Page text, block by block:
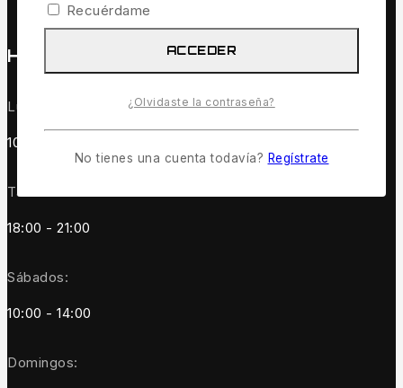
Política de devoluciones y reembolsos
HORARIOS
Lunes a Viernes
10:00 - 14:00
Tardes:
18:00 - 21:00
Sábados:
10:00 - 14:00
Domingos:
Recuérdame
ACCEDER
¿Olvidaste la contraseña?
No tienes una cuenta todavía? Regístrate